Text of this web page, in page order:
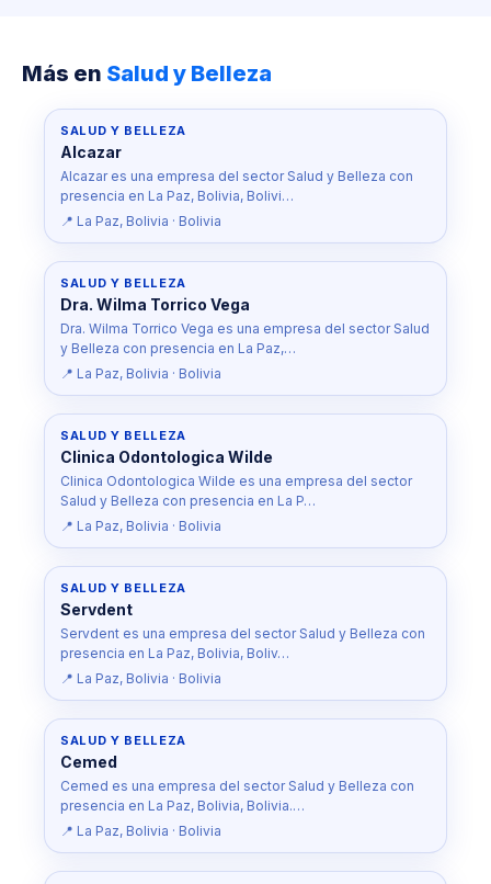
Más en Salud y Belleza
SALUD Y BELLEZA
Alcazar
Alcazar es una empresa del sector Salud y Belleza con
presencia en La Paz, Bolivia, Bolivi…
📍 La Paz, Bolivia · Bolivia
SALUD Y BELLEZA
Dra. Wilma Torrico Vega
Dra. Wilma Torrico Vega es una empresa del sector Salud
y Belleza con presencia en La Paz,…
📍 La Paz, Bolivia · Bolivia
SALUD Y BELLEZA
Clinica Odontologica Wilde
Clinica Odontologica Wilde es una empresa del sector
Salud y Belleza con presencia en La P…
📍 La Paz, Bolivia · Bolivia
SALUD Y BELLEZA
Servdent
Servdent es una empresa del sector Salud y Belleza con
presencia en La Paz, Bolivia, Boliv…
📍 La Paz, Bolivia · Bolivia
SALUD Y BELLEZA
Cemed
Cemed es una empresa del sector Salud y Belleza con
presencia en La Paz, Bolivia, Bolivia.…
📍 La Paz, Bolivia · Bolivia